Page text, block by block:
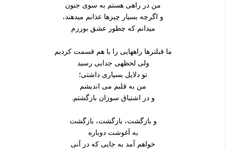
من در راهی هستم به سوی جنون
و اگرچه بسیار چیزها عذابم می­دهند،
می­دانم که چطور عشق بورزم
ما قبلترها راههایی را با هم قسمت کردیم
ولی لحظه­ی جدایی رسید
تو دلایل بسیاری داشتی؛
من به قلبم می اندیشم
و در اشتیاق سوزان بازگشتم.
و بازگشت، بازگشت، بازگشت
به آغوشت دوباره
خواهم آمد به جایی که در آنی